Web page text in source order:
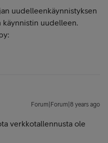
uudelleenkäynnistyksen
käynnistin uudelleen.
Forum|Forum|8 years ago
verkkotallennusta ole